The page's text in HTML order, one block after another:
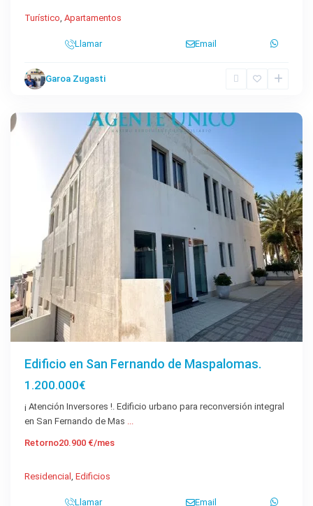
Turístico, Apartamentos
Llamar Email
Garoa Zugasti
san
fernando,
Edificio en San Fernando de Maspalomas.
1.200.000€
¡ Atención Inversores !. Edificio urbano para reconversión integral
en San Fernando de Mas ...
Retorno20.900 €/mes
Residencial , Edificios
Llamar Email